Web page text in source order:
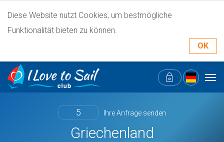
Diese Website nutzt Cookies, um bestmögliche
Funktionalität bieten zu können.
OK
5 Ihre Anfrage senden
Griechenland